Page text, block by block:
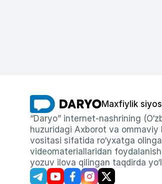
Maxfiylik
“Daryo” internet-nashrining
huzuridagi Axborot va
vositasi sifatida ro‘yxatga
videomateriallaridan
yozuv ilova qilingan taqdirda yo‘l